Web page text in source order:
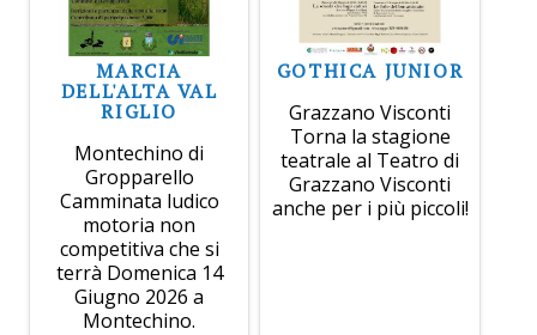
MARCIA
DELL'ALTA VAL
RIGLIO
Montechino di
Gropparello
Camminata ludico
motoria non
competitiva che si
terrà Domenica 14
Giugno 2026 a
Montechino.
GOTHICA JUNIOR
Grazzano Visconti
Torna la stagione
teatrale al Teatro di
Grazzano Visconti
anche per i più piccoli!